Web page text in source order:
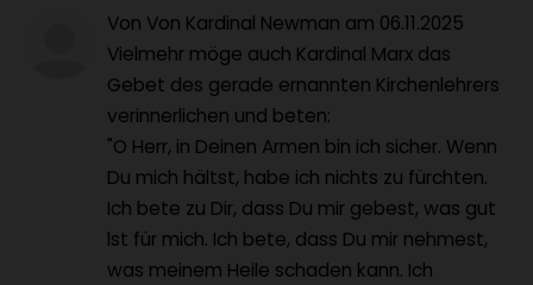
Von Von Kardinal Newman am 06.11.2025
Vielmehr möge auch Kardinal Marx das
Gebet des gerade ernannten Kirchenlehrers
verinnerlichen und beten:
"O Herr, in Deinen Armen bin ich sicher. Wenn
Du mich hältst, habe ich nichts zu fürchten.
Ich bete zu Dir, dass Du mir gebest, was gut
lst für mich. Ich bete, dass Du mir nehmest,
was meinem Heile schaden kann. Ich